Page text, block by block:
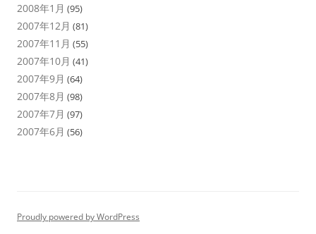
2008年1月 (95)
2007年12月 (81)
2007年11月 (55)
2007年10月 (41)
2007年9月 (64)
2007年8月 (98)
2007年7月 (97)
2007年6月 (56)
Proudly powered by WordPress